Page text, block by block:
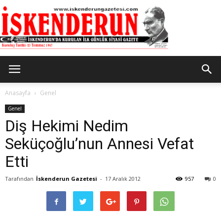
Gazetesi
Anasayfa Genel
Genel
Diş Hekimi Nedim
Seküçoğlu’nun Annesi Vefat
Etti
Tarafından İskenderun Gazetesi - 17 Aralık 2012 0
957